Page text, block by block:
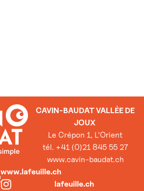
CAVIN-BAUDAT VALLÉE DE
JOUX
Le Crépon 1, L’Orient
tél. +41 (0)21 845 55 27
www.cavin-baudat.ch
www.lafeuille.ch
lafeuille.ch